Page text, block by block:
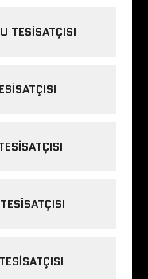
TESISATÇISI